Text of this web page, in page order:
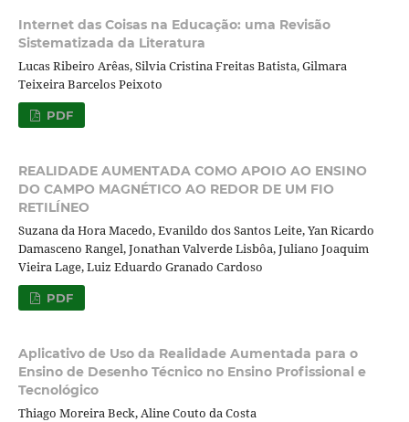
Internet das Coisas na Educação: uma Revisão
Sistematizada da Literatura
Lucas Ribeiro Arêas, Silvia Cristina Freitas Batista, Gilmara
Teixeira Barcelos Peixoto
PDF
REALIDADE AUMENTADA COMO APOIO AO ENSINO
DO CAMPO MAGNÉTICO AO REDOR DE UM FIO
RETILÍNEO
Suzana da Hora Macedo, Evanildo dos Santos Leite, Yan Ricardo
Damasceno Rangel, Jonathan Valverde Lisbôa, Juliano Joaquim
Vieira Lage, Luiz Eduardo Granado Cardoso
PDF
Aplicativo de Uso da Realidade Aumentada para o
Ensino de Desenho Técnico no Ensino Profissional e
Tecnológico
Thiago Moreira Beck, Aline Couto da Costa